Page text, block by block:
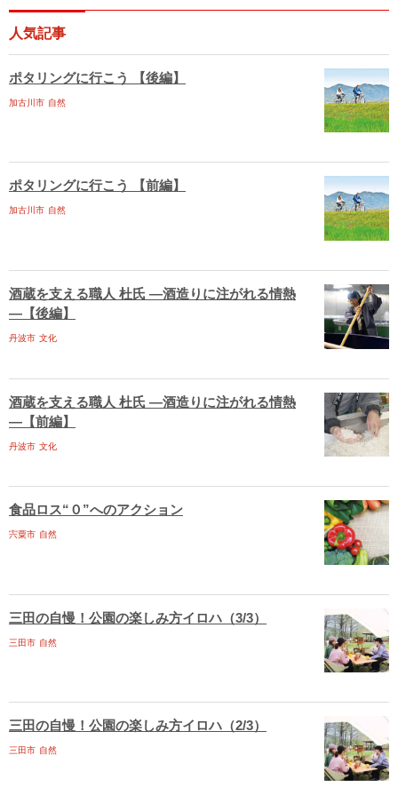
人気記事
ポタリングに行こう 【後編】
加古川市 自然
ポタリングに行こう 【前編】
加古川市 自然
酒蔵を支える職人 杜氏 ―酒造りに注がれる情熱
―【後編】
丹波市 文化
酒蔵を支える職人 杜氏 ―酒造りに注がれる情熱
―【前編】
丹波市 文化
食品ロス“０”へのアクション
宍粟市 自然
三田の自慢！公園の楽しみ方イロハ（3/3）
三田市 自然
三田の自慢！公園の楽しみ方イロハ（2/3）
三田市 自然